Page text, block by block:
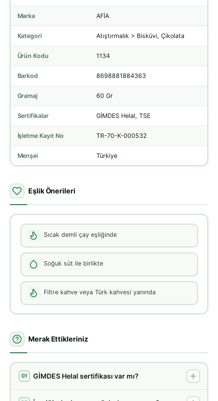
Marka AFİA
Kategori Atıştırmalık > Bisküvi, Çikolata
Ürün Kodu 1134
Barkod 8698881884363
Gramaj 60 Gr
Sertifikalar GİMDES Helal, TSE
İşletme Kayıt No TR-70-K-000532
Menşei Türkiye
Eşlik Önerileri
Sıcak demli çay eşliğinde
Soğuk süt ile birlikte
Filtre kahve veya Türk kahvesi yanında
Merak Ettikleriniz
01 GİMDES Helal sertifikası var mı?